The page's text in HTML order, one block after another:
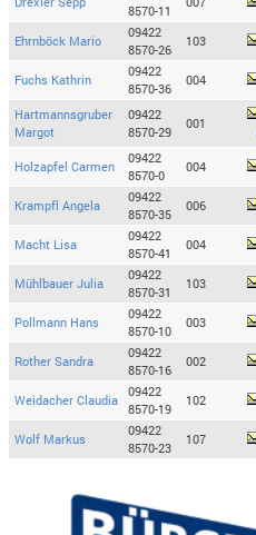
8570-11
Ehrnböck Mario
09422
8570-26
103
Fuchs Kathrin
09422
8570-36
004
Hartmannsgruber
Margot
09422
8570-29
001
Holzapfel Carmen
09422
8570-0
004
Krampfl Angela
09422
8570-35
006
Macht Lisa
09422
8570-41
004
Mühlbauer Julia
09422
8570-31
103
Pollmann Hans
09422
8570-10
003
Rother Sandra
09422
8570-16
002
Weidacher Claudia
09422
8570-19
102
Wolf Markus
09422
8570-23
107